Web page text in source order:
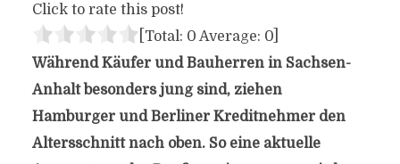
Click to rate this post!
[Total: 0 Average: 0]
Während Käufer und Bauherren in Sachsen-
Anhalt besonders jung sind, ziehen
Hamburger und Berliner Kreditnehmer den
Altersschnitt nach oben. So eine aktuelle